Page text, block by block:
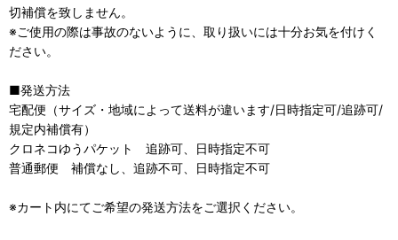
切補償を致しません。
※ご使用の際は事故のないように、取り扱いには十分お気を付けく
ださい。
■発送方法
宅配便（サイズ・地域によって送料が違います/日時指定可/追跡可/
規定内補償有）
クロネコゆうパケット 追跡可、日時指定不可
普通郵便 補償なし、追跡不可、日時指定不可
※カート内にてご希望の発送方法をご選択ください。